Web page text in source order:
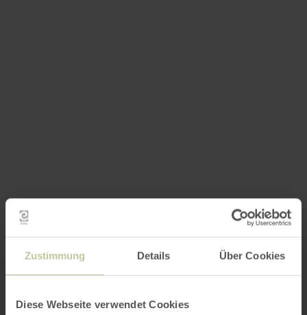
Zustimmung Details Über Cookies
Diese Webseite verwendet Cookies